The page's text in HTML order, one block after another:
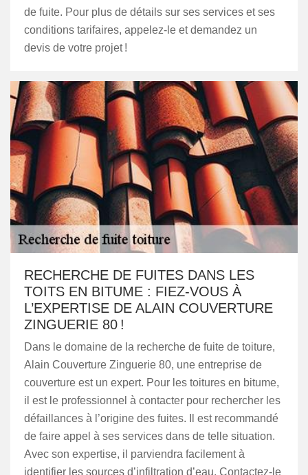
de fuite. Pour plus de détails sur ses services et ses
conditions tarifaires, appelez-le et demandez un
devis de votre projet !
RECHERCHE DE FUITES DANS LES
TOITS EN BITUME : FIEZ-VOUS À
L’EXPERTISE DE ALAIN COUVERTURE
ZINGUERIE 80 !
Dans le domaine de la recherche de fuite de toiture,
Alain Couverture Zinguerie 80, une entreprise de
couverture est un expert. Pour les toitures en bitume,
il est le professionnel à contacter pour rechercher les
défaillances à l’origine des fuites. Il est recommandé
de faire appel à ses services dans de telle situation.
Avec son expertise, il parviendra facilement à
identifier les sources d’infiltration d’eau. Contactez-le